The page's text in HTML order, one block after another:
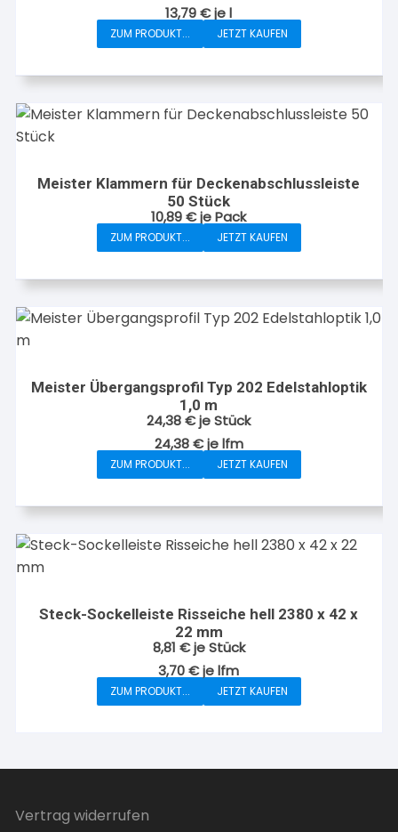
13,79€jel
ZUM PRODUKT... JETZT KAUFEN
Meister Klammern für Deckenabschlussleiste
50 Stück
10,89€je Pack
ZUM PRODUKT... JETZT KAUFEN
Meister Übergangsprofil Typ 202 Edelstahloptik
1,0 m
24,38€je Stück
24,38€jelfm
ZUM PRODUKT... JETZT KAUFEN
Steck-Sockelleiste Risseiche hell 2380 x 42 x
22 mm
8,81 €je Stück
3,70€jelfm
ZUM PRODUKT... JETZT KAUFEN
Vertrag widerrufen